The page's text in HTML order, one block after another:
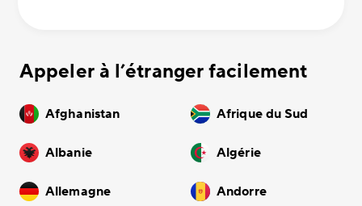
Appeler à l’étranger facilement
Afghanistan Afrique du Sud
Albanie Algérie
Allemagne Andorre